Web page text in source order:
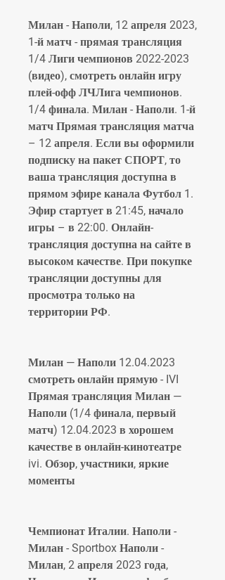
Милан - Наполи, 12 апреля 2023,
1-й матч - прямая трансляция
1/4 Лиги чемпионов 2022-2023
(видео), смотреть онлайн игру
плей-офф ЛЧЛига чемпионов.
1/4 финала. Милан - Наполи. 1-й
матч Прямая трансляция матча
– 12 апреля. Если вы оформили
подписку на пакет СПОРТ, то
ваша трансляция доступна в
прямом эфире канала Футбол 1.
Эфир стартует в 21:45, начало
игры – в 22:00. Онлайн-
трансляция доступна на сайте в
высоком качестве. При покупке
трансляции доступны для
просмотра только на
территории РФ.
Милан — Наполи 12.04.2023
смотреть онлайн прямую - IVI
Прямая трансляция Милан —
Наполи (1/4 финала, первый
матч) 12.04.2023 в хорошем
качестве в онлайн-кинотеатре
ivi. Обзор, участники, яркие
моменты
Чемпионат Италии. Наполи -
Милан - Sportbox Наполи -
Милан, 2 апреля 2023 года,